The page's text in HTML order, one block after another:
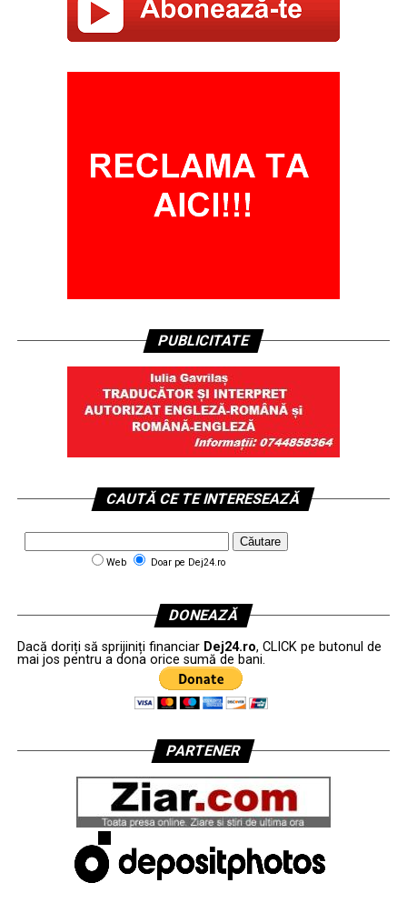
PUBLICITATE
CAUTĂ CE TE INTERESEAZĂ
Web Doar pe Dej24.ro
DONEAZĂ
Dacă doriți să sprijiniți financiar Dej24.ro, CLICK pe butonul de
mai jos pentru a dona orice sumă de bani.
PARTENER